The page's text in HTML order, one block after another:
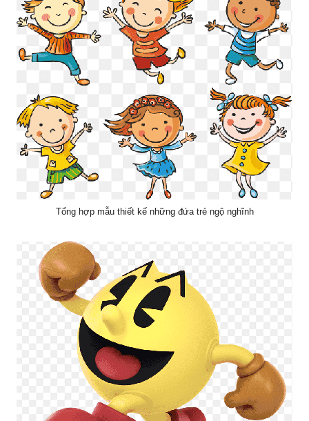
Tổng hợp mẫu thiết kế những đứa trẻ ngộ nghĩnh